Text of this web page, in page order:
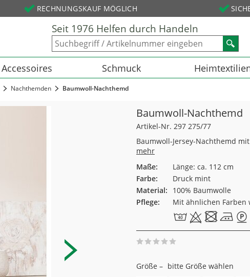
RECHNUNGSKAUF MÖGLICH
Seit 1976 Helfen durch Handeln
Accessoires Schmuck
Nachthemden Baumwoll-Nachthemd
Baumwoll-Nachthemd
Artikel-Nr. 297 275/77
Baumwoll-Jersey-Nachthemd
mehr
Größe – bitte Größe wählen
Maße:
Länge: ca. 112 cm
Farbe:
Druck mint
Material:
100% Baumwolle
Pflege:
Mit ähnlichen Farben